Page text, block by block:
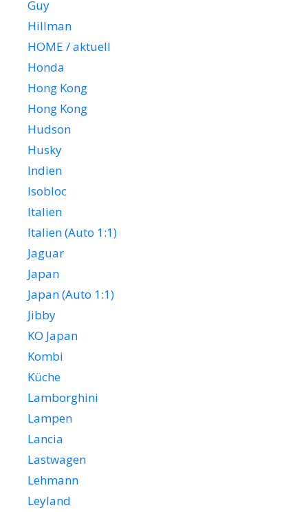
Guy
Hillman
HOME / aktuell
Honda
Hong Kong
Hong Kong
Hudson
Husky
Indien
Isobloc
Italien
Italien (Auto 1:1)
Jaguar
Japan
Japan (Auto 1:1)
Jibby
KO Japan
Kombi
Küche
Lamborghini
Lampen
Lancia
Lastwagen
Lehmann
Leyland